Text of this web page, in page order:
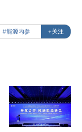
#能源内参 +关注